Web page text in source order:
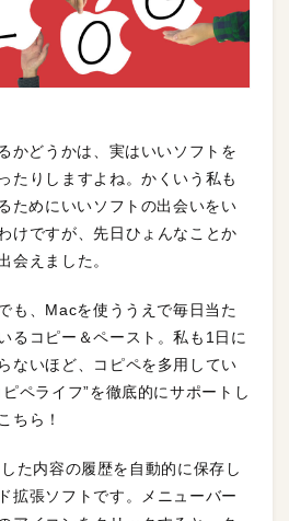
かどうかは、実はいいソフトを
たりしますよね。かくいう私も
ためにいいソフトの出会いをい
けですが、先日ひょんなことか
会えました。
も、Macを使ううえで毎日当た
るコピー＆ペースト。私も1日に
ないほど、コピペを多用してい
ペライフ”を徹底的にサポートし
ちら！
た内容の履歴を自動的に保存し
拡張ソフトです。メニューバー